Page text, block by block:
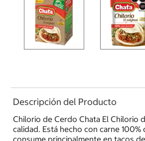
Descripción del Producto
Chilorio de Cerdo Chata El Chilorio
calidad. Está hecho con carne
consume principalmente en tacos